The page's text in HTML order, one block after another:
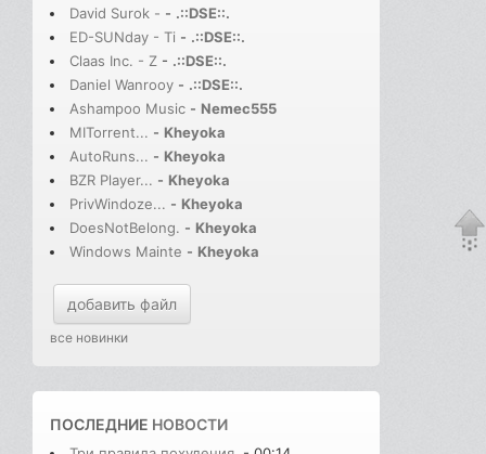
David Surok - - .::DSE::.
ED-SUNday - Ti - .::DSE::.
Claas Inc. - Z - .::DSE::.
Daniel Wanrooy - .::DSE::.
Ashampoo Music - Nemec555
MITorrent... - Kheyoka
AutoRuns... - Kheyoka
BZR Player... - Kheyoka
PrivWindoze... - Kheyoka
DoesNotBelong. - Kheyoka
Windows Mainte - Kheyoka
добавить файл
все новинки
ПОСЛЕДНИЕ НОВОСТИ